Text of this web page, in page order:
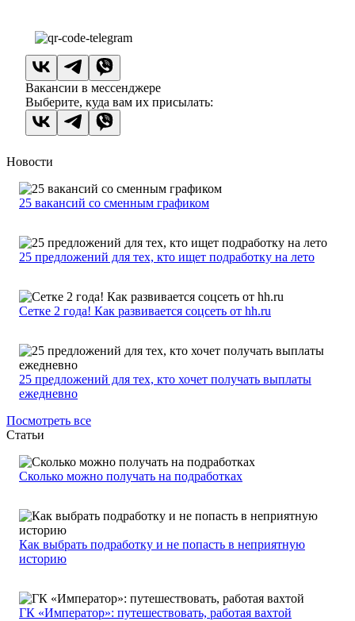
Вакансии в мессенджере
Выберите, куда вам их присылать:
Новости
25 вакансий со сменным графиком
25 предложений для тех, кто ищет подработку на лето
Сетке 2 года! Как развивается соцсеть от hh.ru
25 предложений для тех, кто хочет получать выплаты
ежедневно
Посмотреть все
Статьи
Сколько можно получать на подработках
Как выбрать подработку и не попасть в неприятную
историю
ГК «Император»: путешествовать, работая вахтой